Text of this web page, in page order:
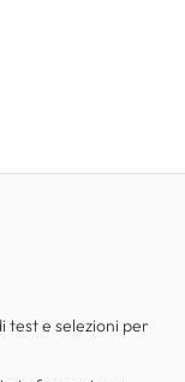
test e selezioni per